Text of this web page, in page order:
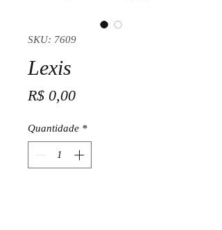
SKU: 7609
Lexis
R$ 0,00Preço
Quantidade *